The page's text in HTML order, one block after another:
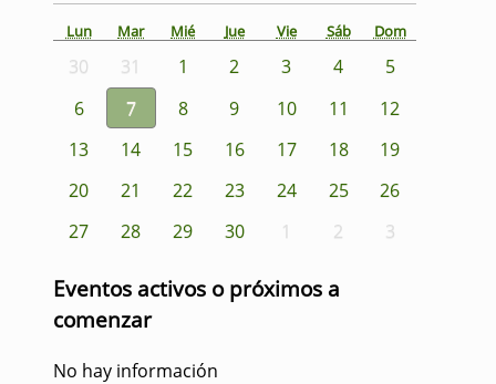
Lun Mar Mié Jue Vie Sáb Dom
30 31 1 2 3 4
5
6
7 8 9 10 11
12
13
14 15 16 17 18
19
20
21 22 23 24 25
26
27
28 29 30 1 2 3
Eventos activos o próximos a
comenzar
No hay información